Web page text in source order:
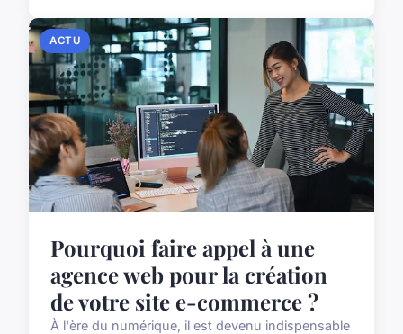
ACTU
Pourquoi faire appel à une
agence web pour la création
de votre site e-commerce ?
À l'ère du numérique, il est devenu indispensable